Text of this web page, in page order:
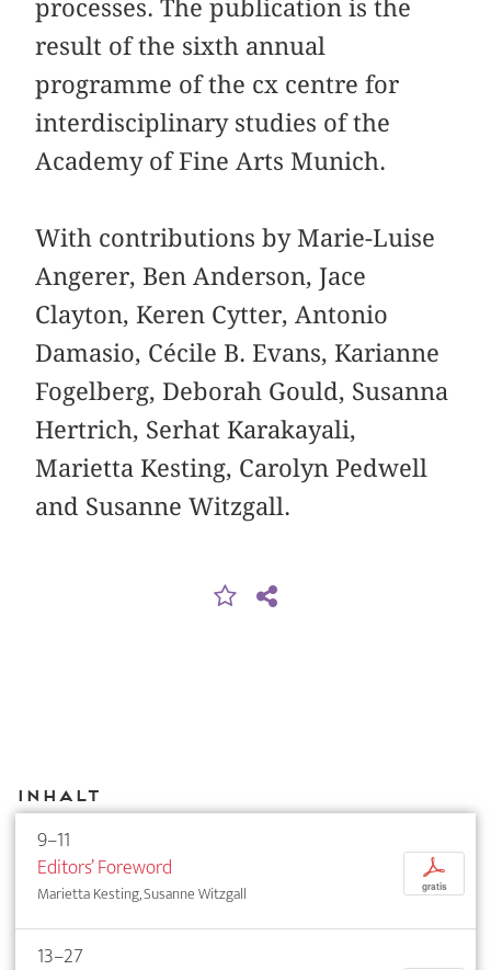
processes. The publication is the
result of the sixth annual
programme of the cx centre for
interdisciplinary studies of the
Academy of Fine Arts Munich.
With contributions by Marie-Luise
Angerer, Ben Anderson, Jace
Clayton, Keren Cytter, Antonio
Damasio, Cécile B. Evans, Karianne
Fogelberg, Deborah Gould, Susanna
Hertrich, Serhat Karakayali,
Marietta Kesting, Carolyn Pedwell
and Susanne Witzgall.
Inhalt
9–11
Editors’ Foreword
Marietta Kesting, Susanne Witzgall
p
gratis
13–27